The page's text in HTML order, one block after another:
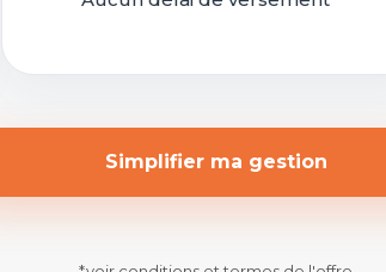
Simplifier ma gestion